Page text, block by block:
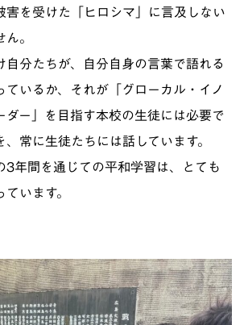
害を受けた「ヒロシマ」に言及しない
。
自分たちが、自分自身の言葉で語れる
ているか、それが「グローカル・イノ
ダー」を目指す本校の生徒には必要で
、常に生徒たちには話しています。
3年間を通じての平和学習は、とても
います。